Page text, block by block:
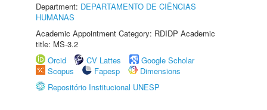
Department: DEPARTAMENTO DE CIÊNCIAS
HUMANAS
Academic Appointment Category: RDIDP Academic
title: MS-3.2
Orcid
CV Lattes
Google Scholar
Scopus
Fapesp
Dimensions
Repositório Institucional UNESP